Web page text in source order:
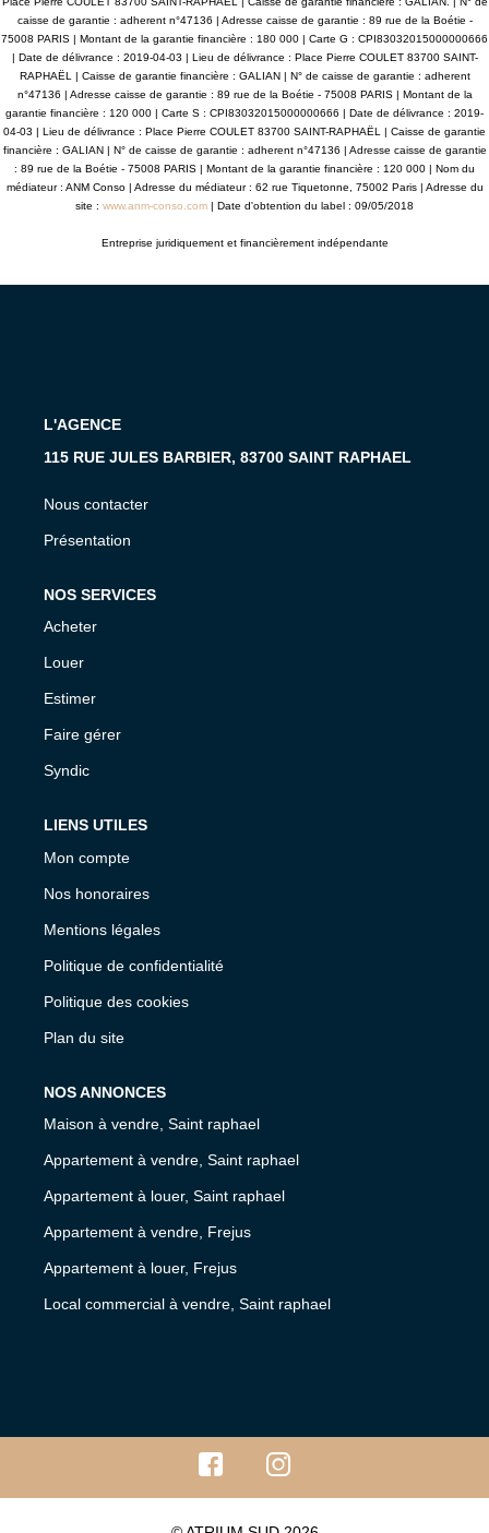
caisse de garantie : adherent n°47136 | Adresse caisse de garantie : 89 rue de la Boétie -
75008 PARIS | Montant de la garantie financière : 180 000 | Carte G : CPI83032015000000666
| Date de délivrance : 2019-04-03 | Lieu de délivrance : Place Pierre COULET 83700 SAINT-
RAPHAËL | Caisse de garantie financière : GALIAN | N° de caisse de garantie : adherent
n°47136 | Adresse caisse de garantie : 89 rue de la Boétie - 75008 PARIS | Montant de la
garantie financière : 120 000 | Carte S : CPI83032015000000666 | Date de délivrance : 2019-
04-03 | Lieu de délivrance : Place Pierre COULET 83700 SAINT-RAPHAËL | Caisse de garantie
financière : GALIAN | N° de caisse de garantie : adherent n°47136 | Adresse caisse de garantie
: 89 rue de la Boétie - 75008 PARIS | Montant de la garantie financière : 120 000 | Nom du
médiateur : ANM Conso | Adresse du médiateur : 62 rue Tiquetonne, 75002 Paris | Adresse du
site : www.anm-conso.com | Date d'obtention du label : 09/05/2018
Entreprise juridiquement et financièrement indépendante
L'AGENCE
115 RUE JULES BARBIER, 83700 SAINT RAPHAEL
Nous contacter
Présentation
NOS SERVICES
Acheter
Louer
Estimer
Faire gérer
Syndic
LIENS UTILES
Mon compte
Nos honoraires
Mentions légales
Politique de confidentialité
Politique des cookies
Plan du site
NOS ANNONCES
Maison à vendre, Saint raphael
Appartement à vendre, Saint raphael
Appartement à louer, Saint raphael
Appartement à vendre, Frejus
Appartement à louer, Frejus
Local commercial à vendre, Saint raphael